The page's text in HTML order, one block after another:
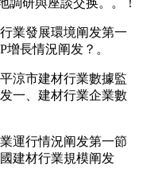
業發展環境阐发第一
長情況阐发？。
涼市建材行業數據監
一、建材行業企業數
運行情況阐发第一節
建材行業規模阐发